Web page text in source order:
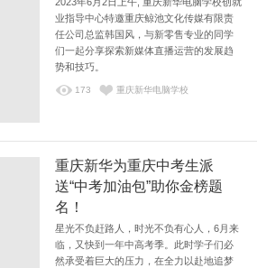
2023年6月2日上午, 重庆新华电脑学校创就
业指导中心特邀重庆鲸池文化传媒有限责
任公司总监韩国风，与新零售专业的同学
们一起分享探索新媒体直播运营的发展趋
势和技巧。
173 重庆新华电脑学校
重庆新华为重庆中考生派
送“中考加油包”助你金榜题
名！
星光不负赶路人，时光不负有心人，6月来
临，又快到一年中高考季。此时学子们必
然承受着巨大的压力，在全力以赴地追梦